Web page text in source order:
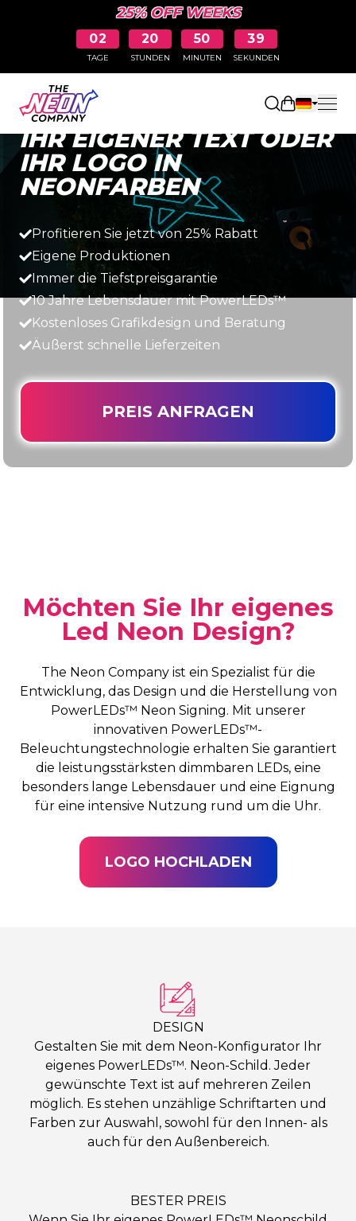
25% OFF WEEKS
02
TAGE
20
STUNDEN
50
MINUTEN
39
SEKUNDEN
Schnell, einfach und erschwinglich
IHR EIGENER TEXT ODER
IHR LOGO IN
NEONFARBEN
Profitieren Sie jetzt von 25% Rabatt
Eigene Produktionen
Immer die Tiefstpreisgarantie
10 Jahre Lebensdauer mit PowerLEDs™
Kostenloses Grafikdesign und Beratung
Äußerst schnelle Lieferzeiten
PREIS ANFRAGEN
Möchten Sie Ihr eigenes
Led Neon Design?
The Neon Company ist ein Spezialist für die
Entwicklung, das Design und die Herstellung von
PowerLEDs™ Neon Signing. Mit unserer
innovativen PowerLEDs™-
Beleuchtungstechnologie erhalten Sie garantiert
die leistungsstärksten dimmbaren LEDs, eine
besonders lange Lebensdauer und eine Eignung
für eine intensive Nutzung rund um die Uhr.
LOGO HOCHLADEN
DESIGN
Gestalten Sie mit dem Neon-Konfigurator Ihr
eigenes PowerLEDs™. Neon-Schild. Jeder
gewünschte Text ist auf mehreren Zeilen
möglich. Es stehen unzählige Schriftarten und
Farben zur Auswahl, sowohl für den Innen- als
auch für den Außenbereich.
BESTER PREIS